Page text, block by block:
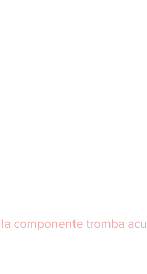
componente tromba